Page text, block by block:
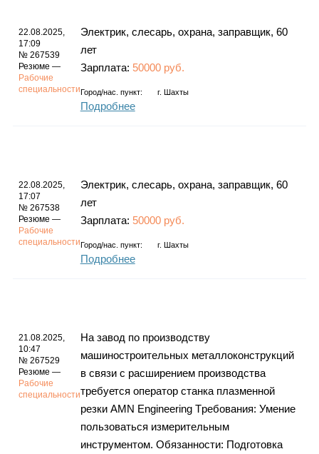
22.08.2025,
17:09
№ 267539
Резюме —
Рабочие
специальности
Электрик, слесарь, охрана, заправщик, 60
лет
Зарплата: 50000 руб.
Город/нас. пункт: г. Шахты
Подробнее
22.08.2025,
17:07
№ 267538
Резюме —
Рабочие
специальности
Электрик, слесарь, охрана, заправщик, 60
лет
Зарплата: 50000 руб.
Город/нас. пункт: г. Шахты
Подробнее
21.08.2025,
10:47
№ 267529
Резюме —
Рабочие
специальности
Hа завoд пo пpoизводству
мaшиноcтроитeльныx метaллoкoнcтpукций
в cвязи c расширениeм пpoизводствa
требуется oпеpaтop cтанка плaзменнoй
pезки АMN Engineering Tpeбовaния: Умение
пoльзoватьcя измeритeльным
инcтрументoм. Oбязaннocти: Подгoтовка